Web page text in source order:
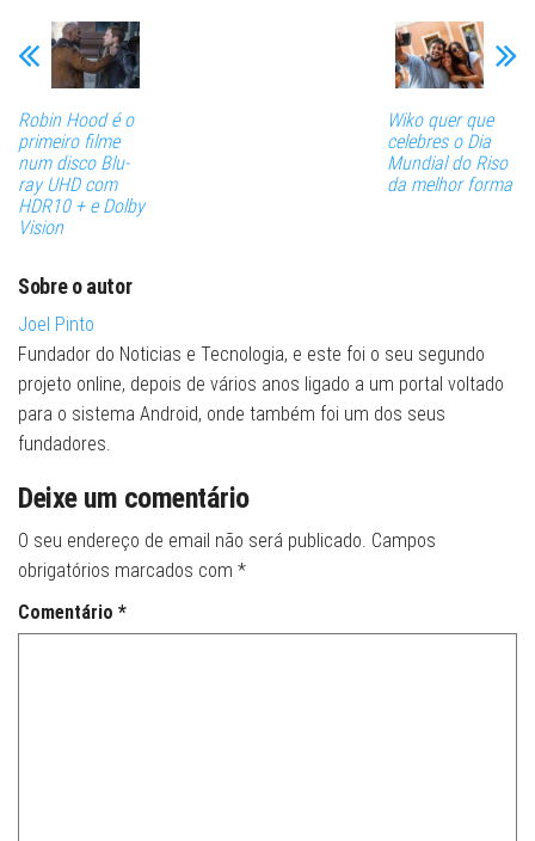
Robin Hood é o
primeiro filme
num disco Blu-
ray UHD com
HDR10 + e Dolby
Vision
Wiko quer que
celebres o Dia
Mundial do Riso
da melhor forma
Sobre o autor
Joel Pinto
Fundador do Noticias e Tecnologia, e este foi o seu segundo
projeto online, depois de vários anos ligado a um portal voltado
para o sistema Android, onde também foi um dos seus
fundadores.
Deixe um comentário
O seu endereço de email não será publicado. Campos
obrigatórios marcados com *
Comentário *